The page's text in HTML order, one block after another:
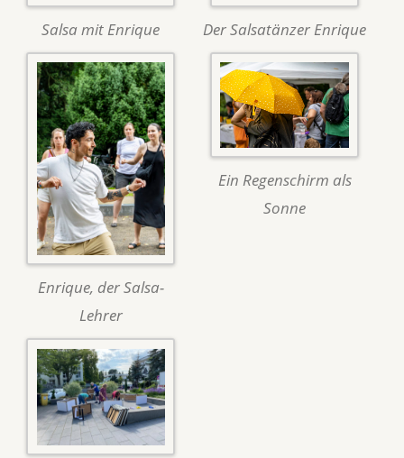
Salsa mit Enrique Der Salsatänzer Enrique
Enrique, der Salsa-
Lehrer
Ein Regenschirm als
Sonne